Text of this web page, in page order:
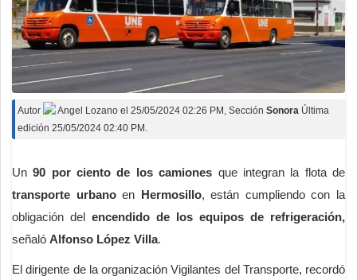
Autor Angel Lozano el 25/05/2024 02:26 PM , Sección Sonora Última
edición 25/05/2024 02:40 PM.
Un90 por ciento de los camiones que integran la flota de
transporte urbanoen Hermosillo, están cumpliendo con la
obligación del encendido de los equipos de refrigeración,
señaló Alfonso López Villa.
El dirigente de la organización Vigilantes del Transporte, recordó